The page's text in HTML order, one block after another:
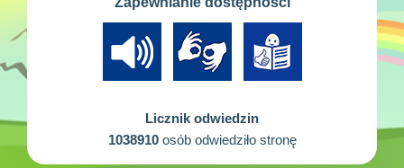
Licznik odwiedzin
1038910osób odwiedziło stronę